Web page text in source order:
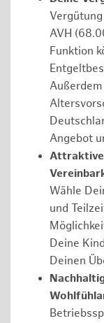
AVH
Funktion
Angebot
Attraktive
Wähle
und
Deine
Deinen